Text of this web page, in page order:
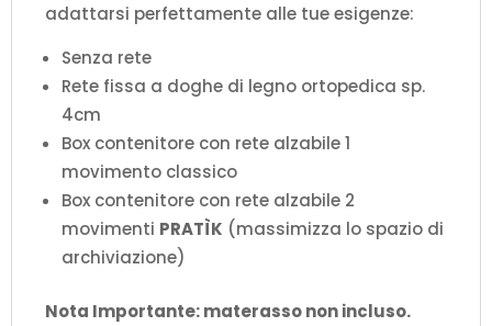
adattarsi perfettamente alle tue esigenze:
Senza rete
Rete fissa a doghe di legno ortopedica sp.
4cm
Box contenitore con rete alzabile 1
movimento classico
Box contenitore con rete alzabile 2
movimenti PRATÌK (massimizza lo spazio di
archiviazione)
Nota Importante: materasso non incluso.